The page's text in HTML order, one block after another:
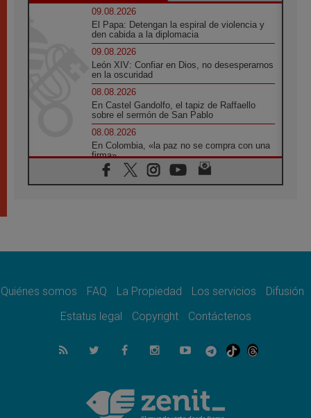
09.08.2026
El Papa: Detengan la espiral de violencia y
den cabida a la diplomacia
09.08.2026
León XIV: Confiar en Dios, no desesperarnos
en la oscuridad
08.08.2026
En Castel Gandolfo, el tapiz de Raffaello
sobre el sermón de San Pablo
08.08.2026
En Colombia, «la paz no se compra con una
firma»
08.08.2026
En Venezuela celebraron los 416 años del
08.08.2026
07.08.2026
se convierte en diócesis
Honduras: Los desplazados invisibles de una
crisis olvidada
Bokalic: "En Argentina el Papa León señalará
el compromiso del cristiano"
Quiénes somos FAQ La Propiedad Los servicios
Difusión
Estatus legal
Copyright Contáctenos